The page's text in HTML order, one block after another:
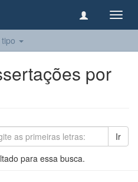
por
Ir
para essa busca.